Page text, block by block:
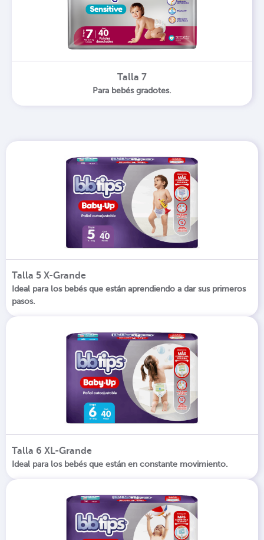
Talla 7
Para bebés gradotes.
Talla 5 X-Grande
Ideal para los bebés que están aprendiendo a dar sus primeros
pasos.
Talla 6 XL-Grande
Ideal para los bebés que están en constante movimiento.